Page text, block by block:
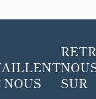
SUR